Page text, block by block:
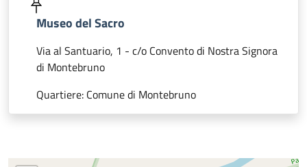
Museo del Sacro
Via al Santuario, 1 - c/o Convento di Nostra Signora
di Montebruno
Quartiere: Comune di Montebruno